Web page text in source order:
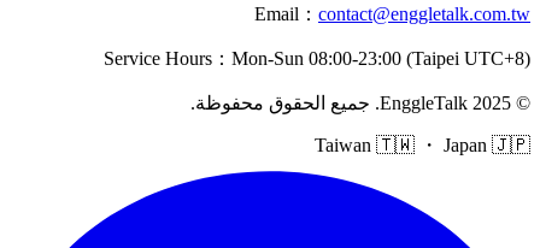
Email ： contact@enggletalk.com.tw
Service Hours ： Mon-Sun 08:00-23:00 (Taipei UTC+8)
©
2025
EnggleTalk
. جميع الحقوق محفوظة.
Taiwan 🇹🇼 ・ Japan 🇯🇵